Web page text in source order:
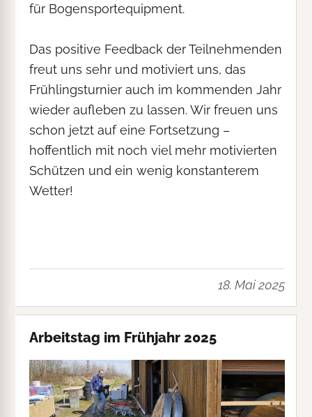
für Bogensportequipment.
Das positive Feedback der Teilnehmenden
freut uns sehr und motiviert uns, das
Frühlingsturnier auch im kommenden Jahr
wieder aufleben zu lassen. Wir freuen uns
schon jetzt auf eine Fortsetzung –
hoffentlich mit noch viel mehr motivierten
Schützen und ein wenig konstanterem
Wetter!
18. Mai 2025
Arbeitstag im Frühjahr 2025